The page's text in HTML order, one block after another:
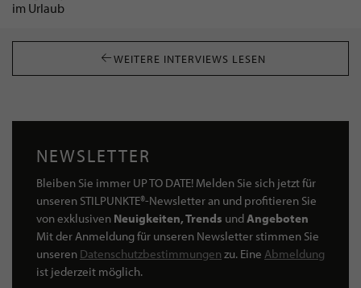
WEITERE INTERVIEWS LESEN
NEWSLETTER
Bleiben Sie immer UP TO DATE! Melden Sie sich jetzt für
unseren STILPUNKTE®-Newsletter an und profitieren Sie
von exklusiven Neuigkeiten, Trends undAngeboten
Mit der Anmeldung für unseren Newsletter stimmen Sie
unseren Datenschutzbestimmungen zu. Eine Abmeldung
ist jederzeit möglich.